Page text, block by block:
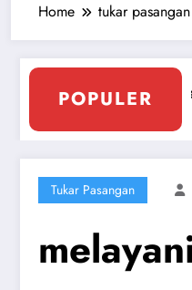
Home tukar pasangan
POPULER
Montok Berjilbab
Tukar Pasangan